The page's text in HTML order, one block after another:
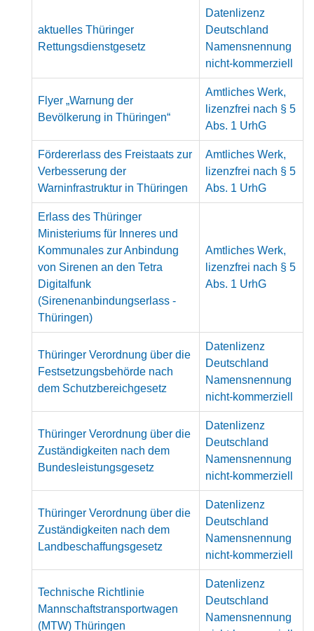
aktuelles Thüringer
Rettungsdienstgesetz
Datenlizenz
Deutschland
Namensnennung
nicht-kommerziell
Flyer „Warnung der
Bevölkerung in Thüringen“
Amtliches Werk,
lizenzfrei nach § 5
Abs. 1 UrhG
Fördererlass des Freistaats zur
Verbesserung der
Warninfrastruktur in Thüringen
Amtliches Werk,
lizenzfrei nach § 5
Abs. 1 UrhG
Erlass des Thüringer
Ministeriums für Inneres und
Kommunales zur Anbindung
von Sirenen an den Tetra
Digitalfunk
(Sirenenanbindungserlass -
Thüringen)
Amtliches Werk,
lizenzfrei nach § 5
Abs. 1 UrhG
Thüringer Verordnung über die
Festsetzungsbehörde nach
dem Schutzbereichgesetz
Datenlizenz
Deutschland
Namensnennung
nicht-kommerziell
Thüringer Verordnung über die
Zuständigkeiten nach dem
Bundesleistungsgesetz
Datenlizenz
Deutschland
Namensnennung
nicht-kommerziell
Thüringer Verordnung über die
Zuständigkeiten nach dem
Landbeschaffungsgesetz
Datenlizenz
Deutschland
Namensnennung
nicht-kommerziell
Technische Richtlinie
Mannschaftstransportwagen
(MTW) Thüringen
Datenlizenz
Deutschland
Namensnennung